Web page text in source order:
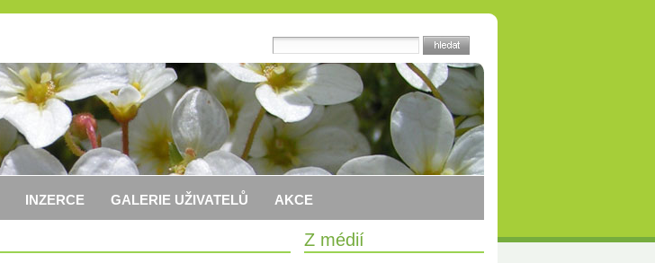
Z médií
INZERCE GALERIE UŽIVATELŮ AKCE